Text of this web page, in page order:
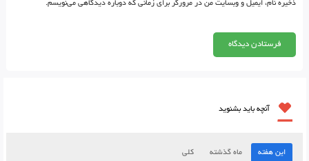
ذخیره نام، ایمیل و وبسایت من در مرورگر برای زمانی که دوباره دیدگاهی می‌نویسم.
آنچه باید بشنوید
این هفته ماه گذشته کلی